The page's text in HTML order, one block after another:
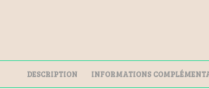
k
DESCRIPTION INFORMATIONS